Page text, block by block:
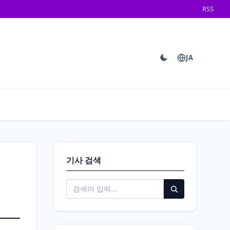
RSS
JA
기사 검색